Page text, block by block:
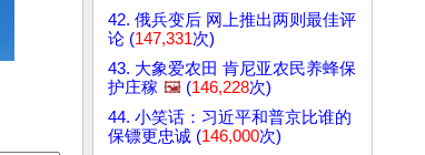
42. 俄兵变后 网上推出两则最佳评
论 (147,331次)
43. 大象爱农田 肯尼亚农民养蜂保
护庄稼 🖼️ (146,228次)
44. 小笑话：习近平和普京比谁的
保镖更忠诚 (146,000次)